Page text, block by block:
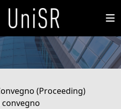
(Proceeding)